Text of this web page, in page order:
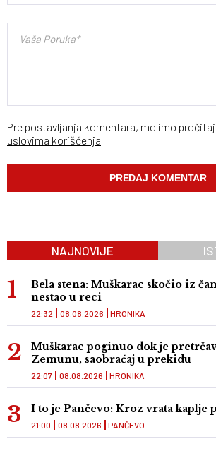
Pre postavljanja komentara, molimo
uslovima korišćenja
NAJNOVIJE
Bela stena: Muškarac skočio iz
nestao u reci
HRONIKA
22:32 08.08.2026
Muškarac poginuo dok je
Zemunu, saobraćaj u prekidu
HRONIKA
22:07 08.08.2026
I to je Pančevo: Kroz vrata kaplje
PANČEVO
21:00 08.08.2026